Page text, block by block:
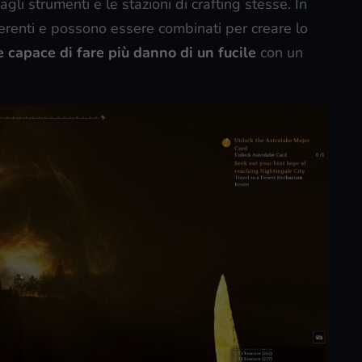
strumenti e le stazioni di crafting stesse. In
e possono essere combinati per creare lo
capace di fare più danno di un fucile con un